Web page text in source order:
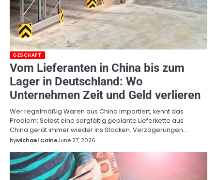
GESCHAFT
Vom Lieferanten in China bis zum
Lager in Deutschland: Wo
Unternehmen Zeit und Geld verlieren
Wer regelmäßig Waren aus China importiert, kennt das
Problem: Selbst eine sorgfältig geplante Lieferkette aus
China gerät immer wieder ins Stocken. Verzögerungen…
byMichael CaineJune 27, 2026